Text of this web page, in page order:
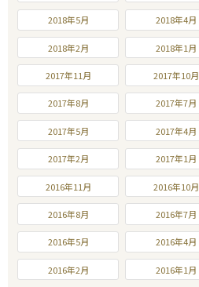
2018年5月 2018年4月
2018年2月 2018年1月
2017年11月 2017年10月
2017年8月 2017年7月
2017年5月 2017年4月
2017年2月 2017年1月
2016年11月 2016年10月
2016年8月 2016年7月
2016年5月 2016年4月
2016年2月 2016年1月